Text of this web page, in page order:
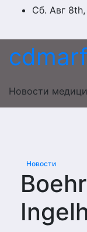
ПерейтиСб. Авг
Новости
Новости